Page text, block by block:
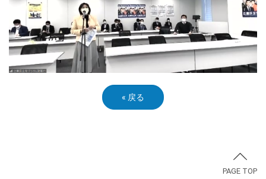
« 戻る
PAGE TOP